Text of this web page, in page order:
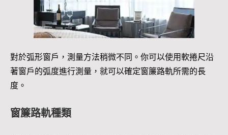
對於弧形窗戶，測量方法稍微不同。你可以使用軟捲尺沿
著窗戶的弧度進行測量，就可以確定窗簾路軌所需的長
度。
窗簾路軌種類